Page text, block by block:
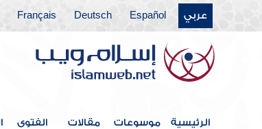
عربي Español
Deutsch
Français
الرئيسية موسوعات مقالات الفتوى
باب ما جاء من الحجة في الرد على
من طعن في القرآن وخالف مصحف
عثمان بالزيادة والنقصان